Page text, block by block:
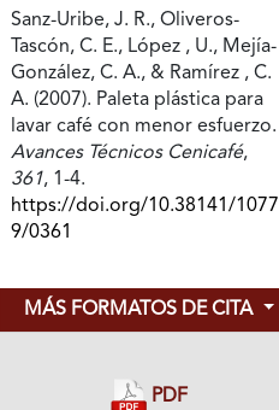
Sanz-Uribe, J. R., Oliveros-
Tascón, C. E., López , U., Mejía-
González, C. A., & Ramírez , C.
A. (2007). Paleta plástica para
lavar café con menor esfuerzo.
Avances Técnicos Cenicafé,
361, 1-4.
https://doi.org/10.38141/1077
9/0361
MÁS FORMATOS DE CITA
PDF